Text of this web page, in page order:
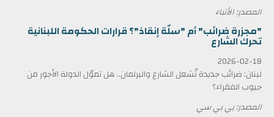
المصدر: الأنباء
"مجزرة ضرائب" أم "سلّة إنقاذ"؟ قرارات الحكومة اللبنانية
تحرك الشارع
2026-02-18
لبنان: ضرائب جديدة تُشعل الشارع والبرلمان.. هل تموّل الدولة الأجور من
جيوب الفقراء؟
المصدر: بي بي سي